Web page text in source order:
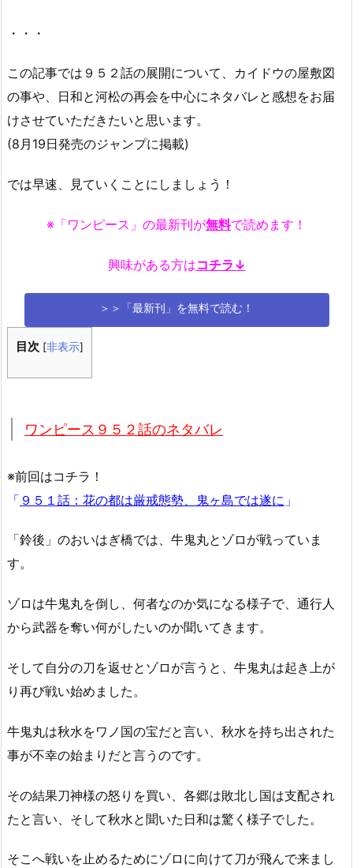
・・・
この記事では９５２話の展開について、カイドウの屋敷図
の事や、日和と河松の再会を中心にネタバレと感想をお届
けさせていただきたいと思います。
(8月19日発売のジャンプに掲載)
では早速、見ていくことにしましょう！
※「ワンピース」の最新刊が無料で読めます！
興味がある方はコチラ↓
＞＞「最新刊」を無料で読む！
目次 [非表示]
ワンピース９５２話のネタバレ
※前回はコチラ！
「 ９５１話：花の都は厳戒態勢、鬼ヶ島では遂に 」
「鈴後」のおいはぎ橋では、牛鬼丸とゾロが戦っていま
す。
ゾロは牛鬼丸を倒し、何者なのか気になる様子で、通行人
から武器を奪い何がしたいのか聞いてきます。
そして自分の刀を返せとゾロが言うと、牛鬼丸は起き上が
り再び戦い始めました。
牛鬼丸は秋水をワノ国の宝だと言い、秋水を持ち出された
事が不幸の始まりだと言うのです。
その結果刀神様の怒りを買い、各郷は敗北し国は支配され
たと言い、そして秋水と聞いた日和は驚く様子でした。
そこへ戦いを止めるためにゾロに向けて刀が飛んで来まし